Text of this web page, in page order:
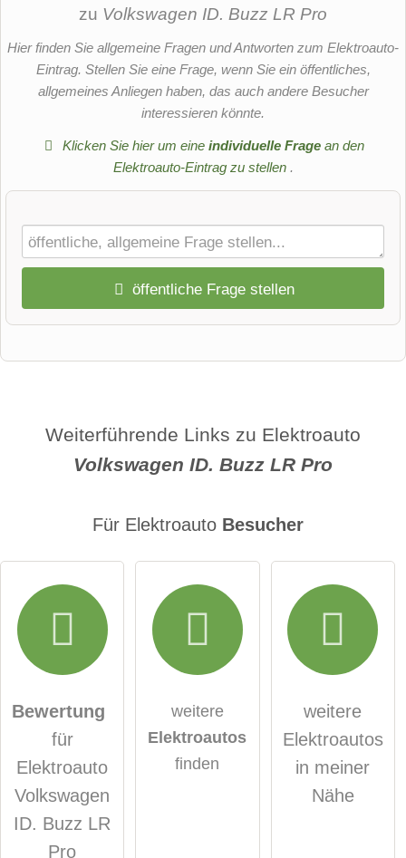
zu Volkswagen ID. Buzz LR Pro
Hier finden Sie allgemeine Fragen und Antworten zum Elektroauto-
Eintrag. Stellen Sie eine Frage, wenn Sie ein öffentliches,
allgemeines Anliegen haben, das auch andere Besucher
interessieren könnte.
Klicken Sie hier um eineindividuelle Frage an den
Elektroauto-Eintrag zu stellen .
öffentliche Frage stellen
Name
Hiermit akzeptiere ich die
Datenschutzerklärunghabe ich zur Kenntnis
genommen.
öffentliche Frage stellen Abbrechen
Hinweis: Bitte beachten Sie, öffentliche Fragen sindfür alle
Besucher sichtbar
Klicken Sie hier um eine
Weiterführende Links zu Elektroauto
Volkswagen ID. Buzz LR Pro
Für Elektroauto Besucher
Bewertung
für
Elektroauto
Volkswagen
ID. Buzz LR
Pro
weitere
Elektroautos
finden
weitere
Elektroautos
in meiner
Nähe